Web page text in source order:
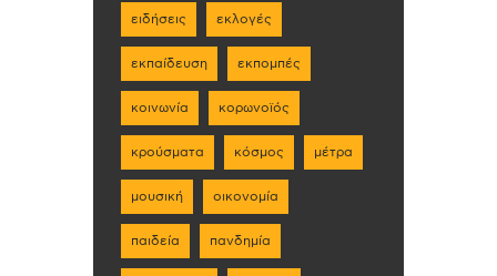
ειδήσεις εκλογές
εκπαίδευση εκπομπές
κοινωνία κορωνοϊός
κρούσματα κόσμος μέτρα
μουσική οικονομία
παιδεία πανδημία